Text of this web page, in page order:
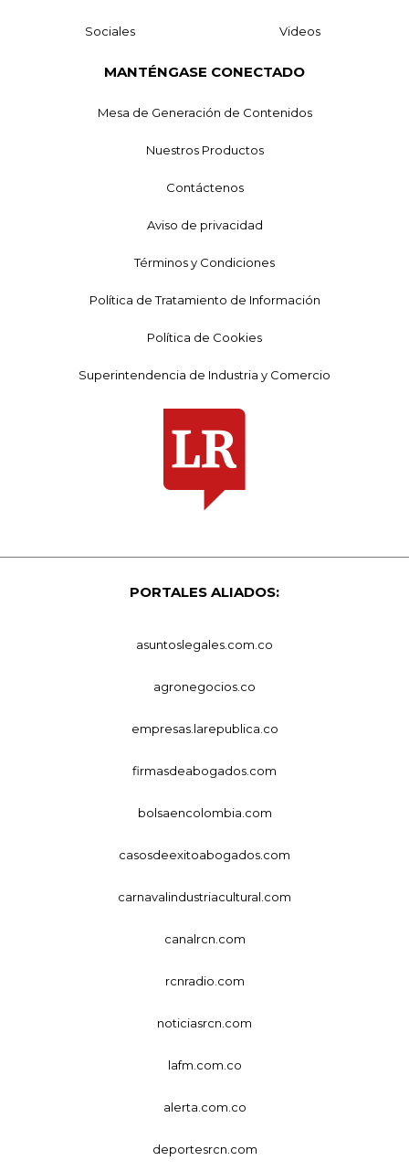
Sociales Videos
MANTÉNGASE CONECTADO
Mesa de Generación de Contenidos
Nuestros Productos
Contáctenos
Aviso de privacidad
Términos y Condiciones
Política de Tratamiento de Información
Política de Cookies
Superintendencia de Industria y Comercio
PORTALES ALIADOS:
asuntoslegales.com.co
agronegocios.co
empresas.larepublica.co
firmasdeabogados.com
bolsaencolombia.com
casosdeexitoabogados.com
carnavalindustriacultural.com
canalrcn.com
rcnradio.com
noticiasrcn.com
lafm.com.co
alerta.com.co
deportesrcn.com